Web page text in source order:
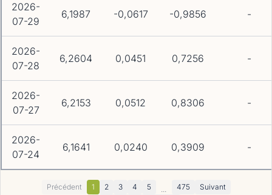
2026-
07-29
6,1987 -0,0617 -0,9856 -
2026-
07-28
6,2604 0,0451 0,7256 -
2026-
07-27
6,2153 0,0512 0,8306 -
2026-
07-24
6,1641 0,0240 0,3909 -
Précédent 1 2 3 4 5 ... 475
Suivant